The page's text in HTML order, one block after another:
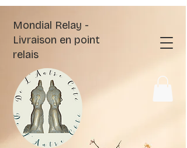
Mondial Relay -
Livraison en point
relais